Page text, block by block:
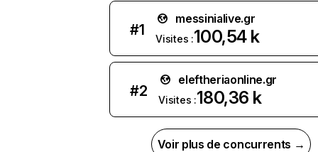
#1
messinialive.gr
Visites :100,54 k
#2
eleftheriaonline.gr
Visites :180,36 k
Voir plus de concurrents →